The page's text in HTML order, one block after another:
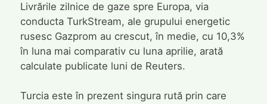
Livrările zilnice de gaze spre Europa, via
conducta TurkStream, ale grupului energetic
rusesc Gazprom au crescut, în medie, cu 10,3%
în luna mai comparativ cu luna aprilie, arată
calculate publicate luni de Reuters.
Turcia este în prezent singura rută prin care